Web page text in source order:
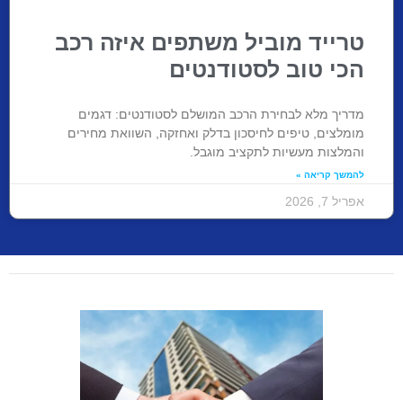
טרייד מוביל משתפים איזה רכב
הכי טוב לסטודנטים
מדריך מלא לבחירת הרכב המושלם לסטודנטים: דגמים
מומלצים, טיפים לחיסכון בדלק ואחזקה, השוואת מחירים
והמלצות מעשיות לתקציב מוגבל.
להמשך קריאה »
אפריל 7, 2026